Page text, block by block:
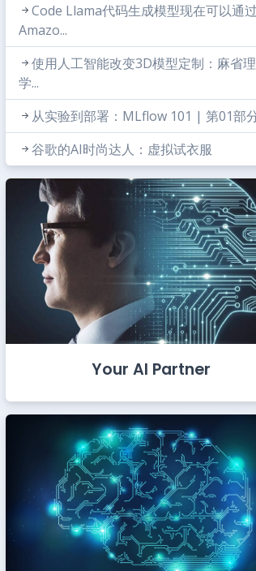
Code Llama代码生成模型现在可以通过
Amazo...
使用人工智能改变3D模型定制：麻省
学...
从实验到部署：MLflow 101 | 第01部
谷歌的AI时尚达人：虚拟试衣服
Your AI Partner